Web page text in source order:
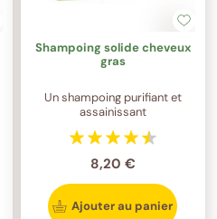
Shampoing solide cheveux
gras
Un shampoing purifiant et
assainissant
8,20 €
Ajouter au panier